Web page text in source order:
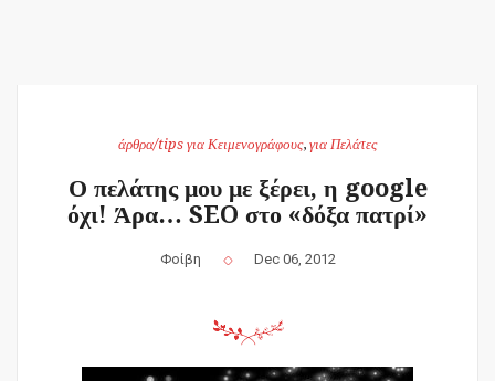
άρθρα/tips για Κειμενογράφους, για Πελάτες
Ο πελάτης μου με ξέρει, η google
όχι! Άρα… SEO στο «δόξα πατρί»
Φοίβη Dec 06, 2012